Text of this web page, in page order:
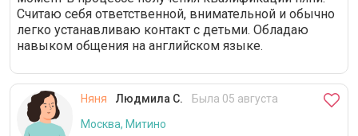
Считаю себя ответственной, внимательной и обычно
легко устанавливаю контакт с детьми. Обладаю
навыком общения на английском языке.
Няня Людмила С.
Была 05 августа
Москва, Митино